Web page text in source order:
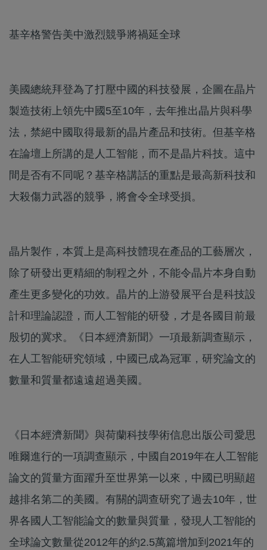
基辛格警告美中激烈競爭將禍延全球
美國總統拜登為了打壓中國的科技發展，企圖在晶片
製造技術上領先中國5至10年，去年推出晶片與科學
法，禁絕中國取得最新的晶片產品和技術。但基辛格
在論壇上所講的是人工智能，而不是晶片科技。這中
間是否有不同呢？基辛格講話的重點是最高新科技和
大殺傷力武器的競爭，將會令全球受損。
晶片製作，本質上是高科技體現在產品的工藝層次，
除了研發出更精細的制程之外，不能令晶片本身自動
產生更多變化的功效。晶片的上游發展平台是科技設
計和理論認證，而人工智能的研發，才是各國目前最
殷切的冀求。《日本經濟新聞》一項最新調查顯示，
在人工智能研究領域，中國已成為冠軍，研究論文的
數量和質量都遠遠超過美國。
《日本經濟新聞》與荷蘭科技學術信息出版公司愛思
唯爾進行的一項調查顯示，中國自2019年在人工智能
論文的質量方面躍升至世界第一以來，中國已明顯超
越排名第二的美國。有關的調查研究了過去10年，世
界各國人工智能論文的數量與質量，發現人工智能的
全球論文數量從2012年的約2.5萬篇增加到2021年的